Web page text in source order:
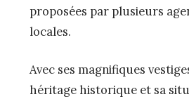
proposées par plusieurs
locales.
Avec ses magnifiques
héritage historique et sa